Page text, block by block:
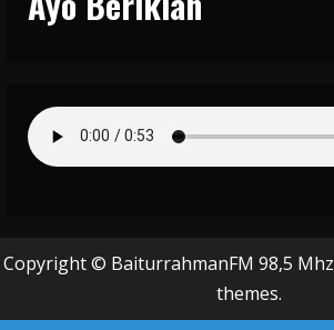
Copyright © BaiturrahmanFM 98,5 Mhz
themes.